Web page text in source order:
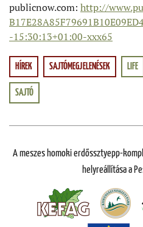
publicnow.com: http://
-15:30:13+01:00-xxx65
HÍREK SAJTÓMEGJELENÉSEK LIFE
SAJTÓ
A meszes homoki erdőssztyepp-
helyreállítása a